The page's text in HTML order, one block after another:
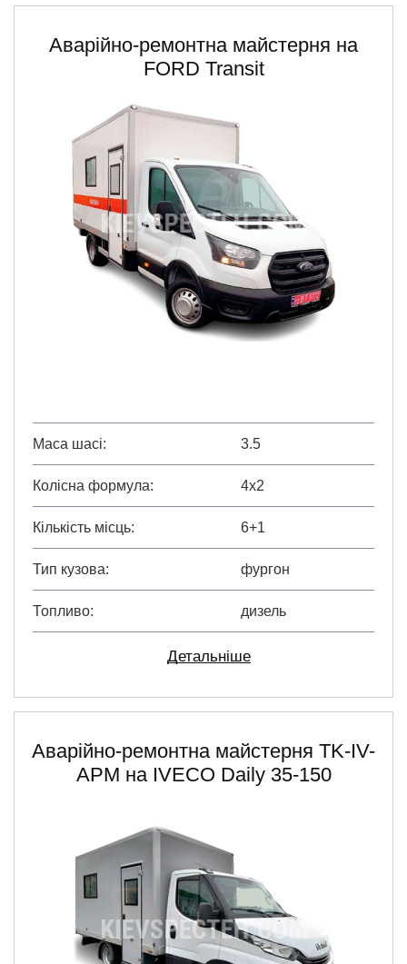
Аварійно-ремонтна майстерня на
FORD Transit
Маса шасі 3.5
Колісна формула 4х2
Кількість місць 6+1
Тип кузова фургон
Топливо дизель
Детальніше
Аварійно-ремонтна майстерня TK-IV-
АРМ на IVECO Daily 35-150